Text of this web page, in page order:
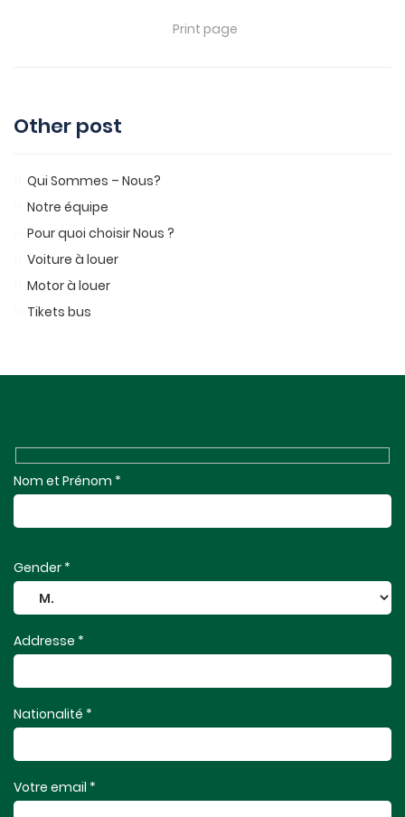
Print page
Other post
Qui Sommes – Nous?
Notre équipe
Pour quoi choisir Nous ?
Voiture à louer
Motor à louer
Tikets bus
Nom et Prénom *
Gender *
Addresse *
Nationalité *
Votre email *